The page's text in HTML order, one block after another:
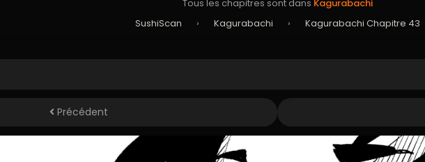
Tous les chapitres sont dans Kagurabachi
SushiScan
› Kagurabachi › Kagurabachi Chapitre 43
Précédent